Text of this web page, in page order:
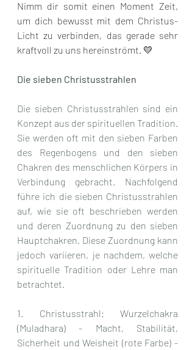
Nimm dir somit einen Moment Zeit,
um dich bewusst mit dem Christus-
Licht zu verbinden, das gerade sehr
kraftvoll zu uns hereinströmt. 💛
Die sieben Christusstrahlen
Die sieben Christusstrahlen sind ein
Konzept aus der spirituellen Tradition.
Sie werden oft mit den sieben Farben
des Regenbogens und den sieben
Chakren des menschlichen Körpers in
Verbindung gebracht. Nachfolgend
führe ich die sieben Christusstrahlen
auf, wie sie oft beschrieben werden
und deren Zuordnung zu den sieben
Hauptchakren. Diese Zuordnung kann
jedoch variieren, je nachdem, welche
spirituelle Tradition oder Lehre man
betrachtet.
1. Christusstrahl: Wurzelchakra
(Muladhara) - Macht, Stabilität,
Sicherheit und Weisheit (rote Farbe) -